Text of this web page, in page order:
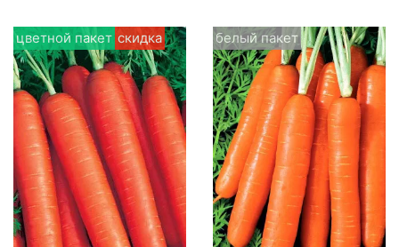
цветной пакет скидка белый пакет